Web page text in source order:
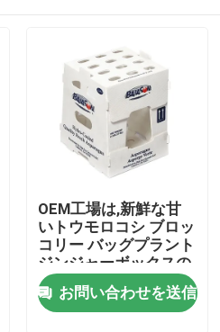
OEM工場は,新鮮な甘
いトウモロコシ ブロッ
コリー バッグプラント
ジンジャーボックスの
ためのPP プラスチッ
クの波紋箱を生産
お問い合わせを送信